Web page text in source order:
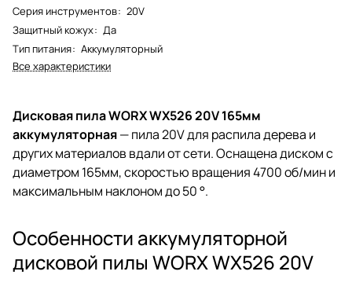
Серия инструментов: 20V
Защитный кожух: Да
Тип питания: Аккумуляторный
Все характеристики
Дисковая пила WORX WX526 20V 165мм
аккумуляторная— пила 20V для распила дерева и
других материалов вдали от сети. Оснащена диском с
диаметром 165мм, скоростью вращения 4700 об/мин и
максимальным наклоном до 50 °.
Особенности аккумуляторной
дисковой пилы WORX WX526 20V